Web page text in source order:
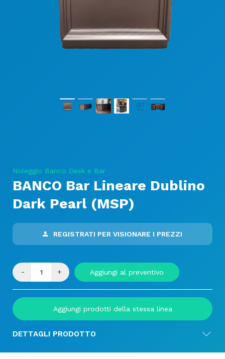
Noleggio Banco Desk e Bar
BANCO Bar Lineare Dublino
Dark Pearl (MSP)
REGISTRATI PER VISIONARE I PREZZI
- + Aggiungi al preventivo
Aggiungi prodotti della stessa linea
DETTAGLI PRODOTTO